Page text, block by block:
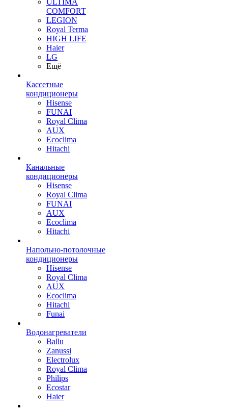
ULTIMA
COMFORT
LEGION
Royal Terma
HIGH LIFE
Haier
LG
Ещё
Кассетные
кондиционеры
Hisense
FUNAI
Royal Clima
AUX
Ecoclima
Hitachi
Канальные
кондиционеры
Hisense
Royal Clima
FUNAI
AUX
Ecoclima
Hitachi
Напольно-потолочные
кондиционеры
Hisense
Royal Clima
AUX
Ecoclima
Hitachi
Funai
Водонагреватели
Ballu
Zanussi
Electrolux
Royal Clima
Philips
Ecostar
Haier